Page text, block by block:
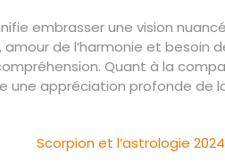
embrasser une vision
de l’harmonie et besoin
Quant à la
une appréciation profonde de
Scorpion et l’astrologie